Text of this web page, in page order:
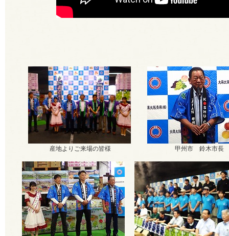
産地よりご来場の皆様 甲州市 鈴木市長